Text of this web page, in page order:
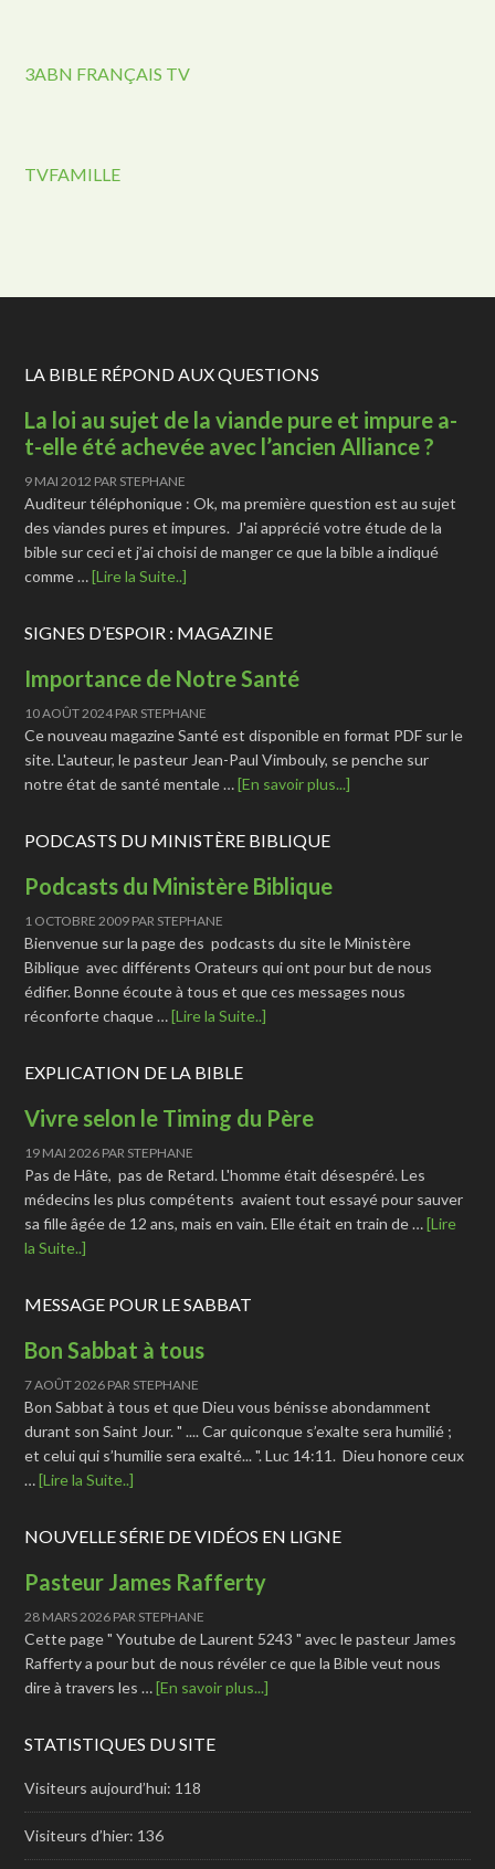
3ABN FRANÇAIS TV
TVFAMILLE
LA BIBLE RÉPOND AUX QUESTIONS
La loi au sujet de la viande pure et impure a-
t-elle été achevée avec l’ancien Alliance ?
9 MAI 2012 PAR STEPHANE
Auditeur téléphonique : Ok, ma première question est au sujet
des viandes pures et impures. J'ai apprécié votre étude de la
bible sur ceci et j’ai choisi de manger ce que la bible a indiqué
comme …[Lire la Suite..]
SIGNES D’ESPOIR : MAGAZINE
Importance de Notre Santé
10 AOÛT 2024PAR STEPHANE
Ce nouveau magazine Santé est disponible en format PDF sur le
site. L'auteur, le pasteur Jean-Paul Vimbouly, se penche sur
notre état de santé mentale …[En savoir plus...]
PODCASTS DU MINISTÈRE BIBLIQUE
Podcasts du Ministère Biblique
1 OCTOBRE 2009 PAR STEPHANE
Bienvenue sur la page des podcasts du site le Ministère
Biblique avec différents Orateurs qui ont pour but de nous
édifier. Bonne écoute à tous et que ces messages nous
réconforte chaque …[Lire la Suite..]
EXPLICATION DE LA BIBLE
Vivre selon le Timing du Père
19 MAI 2026 PAR STEPHANE
Pas de Hâte, pas de Retard. L'homme était désespéré. Les
médecins les plus compétents avaient tout essayé pour sauver
sa fille âgée de 12 ans, mais en vain. Elle était en train de …[Lire
la Suite..]
MESSAGE POUR LE SABBAT
Bon Sabbat à tous
7 AOÛT 2026 PAR STEPHANE
Bon Sabbat à tous et que Dieu vous bénisse abondamment
durant son Saint Jour. " .... Car quiconque s’exalte sera humilié ;
et celui qui s’humilie sera exalté... ". Luc 14:11. Dieu honore ceux
…[Lire la Suite..]
NOUVELLE SÉRIE DE VIDÉOS EN LIGNE
Pasteur James Rafferty
28 MARS 2026 PAR STEPHANE
Cette page " Youtube de Laurent 5243 " avec le pasteur James
Rafferty a pour but de nous révéler ce que la Bible veut nous
dire à travers les …[En savoir plus...]
STATISTIQUES DU SITE
Visiteurs aujourd’hui: 118
Visiteurs d’hier: 136